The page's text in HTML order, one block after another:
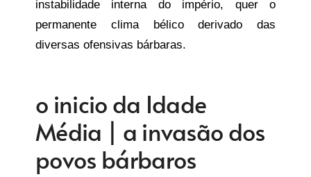
instabilidade interna do império, quer o
permanente clima bélico derivado das
diversas ofensivas bárbaras.
o inicio da Idade
Média | a invasão dos
povos bárbaros